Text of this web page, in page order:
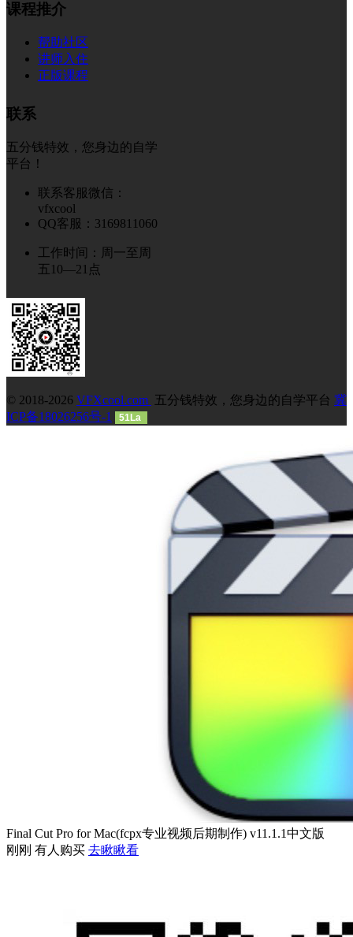
课程推介
帮助社区
讲师入住
正版课程
联系
五分钱特效，您身边的自学
平台！
联系客服微信：
vfxcool
QQ客服：3169811060
工作时间：周一至周
五10—21点
© 2018-2026 VFXcool.com 五分钱特效，您身边的自学平台 冀
ICP备18026256号-1
51La
Final Cut Pro for Mac(fcpx专业视频后期制作) v11.1.1中文版
刚刚 有人购买 去瞅瞅看